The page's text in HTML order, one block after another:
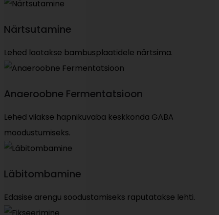
Närtsutamine
Lehed laotakse bambusplaatidele närtsima.
Anaeroobne Fermentatsioon
Lehed viiakse hapnikuvaba keskkonda GABA
moodustumiseks.
Läbitombamine
Edasise arengu soodustamiseks raputatakse lehti.